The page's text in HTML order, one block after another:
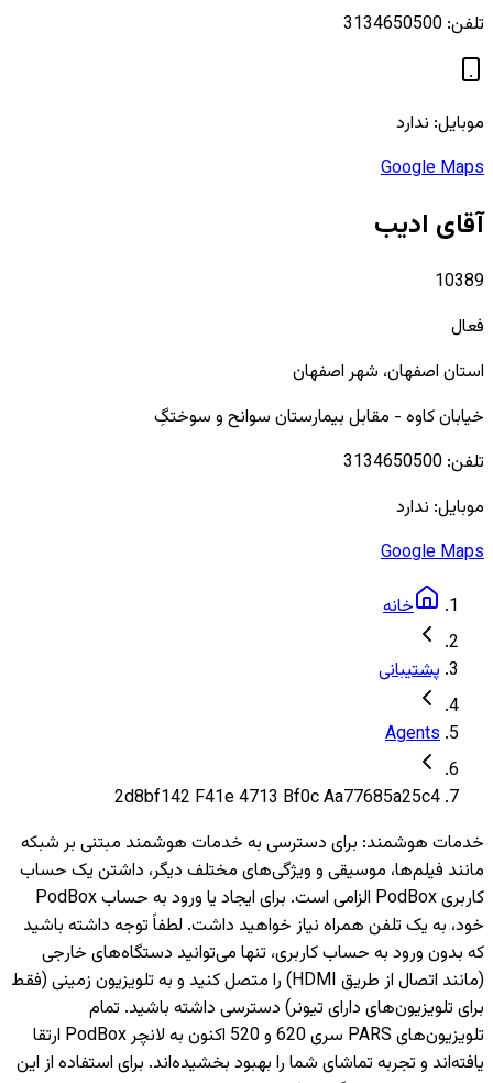
تلفن: 3134650500
موبایل: ندارد
Google Maps
آقای ادیب
10389
فعال
استان اصفهان، شهراصفهان
خیابان كاوه - مقابل بيمارستان سوانح و سوختگِ
تلفن: 3134650500
موبایل: ندارد
Google Maps
خانه
پشتیبانی
Agents
2d8bf142 F41e 4713 Bf0c Aa77685a25c4
خدمات هوشمند: برای دسترسی به خدمات هوشمند مبتنی بر شبکه
مانند فیلم‌ها، موسیقی و ویژگی‌های مختلف دیگر، داشتن یک حساب
کاربری PodBox الزامی است. برای ایجاد یا ورود به حساب PodBox
خود، به یک تلفن همراه نیاز خواهید داشت. لطفاً توجه داشته باشید
که بدون ورود به حساب کاربری، تنها می‌توانید دستگاه‌های خارجی
(مانند اتصال از طریق HDMI) را متصل کنید و به تلویزیون‌ زمینی (فقط
برای تلویزیون‌های دارای تیونر) دسترسی داشته باشید. تمام
تلویزیون‌های PARS سری 620 و 520 اکنون به لانچر PodBox ارتقا
یافته‌اند و تجربه تماشای شما را بهبود بخشیده‌اند. برای استفاده از این